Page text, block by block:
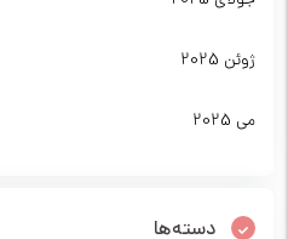
ژوئن 2025
می 2025
دسته‌ها